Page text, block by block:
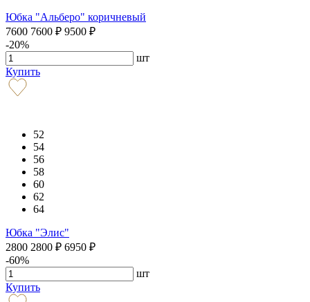
Юбка "Альберо" коричневый
7600 7600 ₽ 9500 ₽
-20%
шт
Купить
52
54
56
58
60
62
64
Юбка "Элис"
2800 2800 ₽ 6950 ₽
-60%
шт
Купить